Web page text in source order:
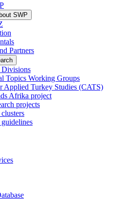
SWP
Partners
Divisions
Topics Working Groups
Applied Turkey Studies (CATS)
Afrika project
projects
guidelines